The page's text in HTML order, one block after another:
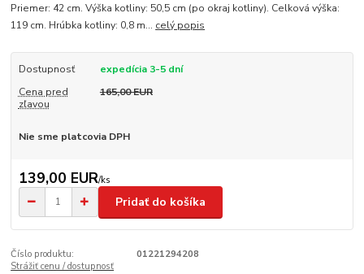
Priemer: 42 cm. Výška kotliny: 50,5 cm (po okraj kotliny). Celková výška:
119 cm. Hrúbka kotliny: 0,8 m... celý popis
Dostupnosť
expedícia 3-5 dní
Cena pred
zľavou
165,00 EUR
Nie sme platcovia DPH
139,00 EUR/ks
Pridať do košíka
Číslo produktu:
01221294208
Strážiť cenu / dostupnosť